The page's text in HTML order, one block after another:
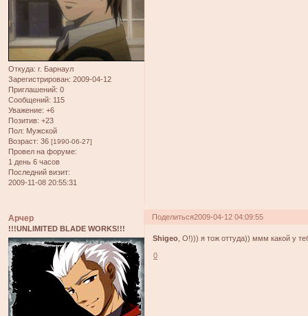
Откуда: г. Барнаул
Зарегистрирован: 2009-04-12
Приглашений: 0
Сообщений: 115
Уважение: +6
Позитив: +23
Пол: Мужской
Возраст: 36 [1990-06-27]
Провел на форуме:
1 день 6 часов
Последний визит:
2009-11-08 20:55:31
Поделиться2009-04-12 04:09:55
Арчер
!!!UNLIMITED BLADE WORKS!!!
Shigeo , О!))) я тож оттуда)) ммм какой у
0